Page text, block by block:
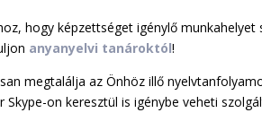
hogy képzettséget igénylő munkahelyet
anyanyelvi tanároktól!
megtalálja az Önhöz illő
Skype-on keresztül is igénybe veheti